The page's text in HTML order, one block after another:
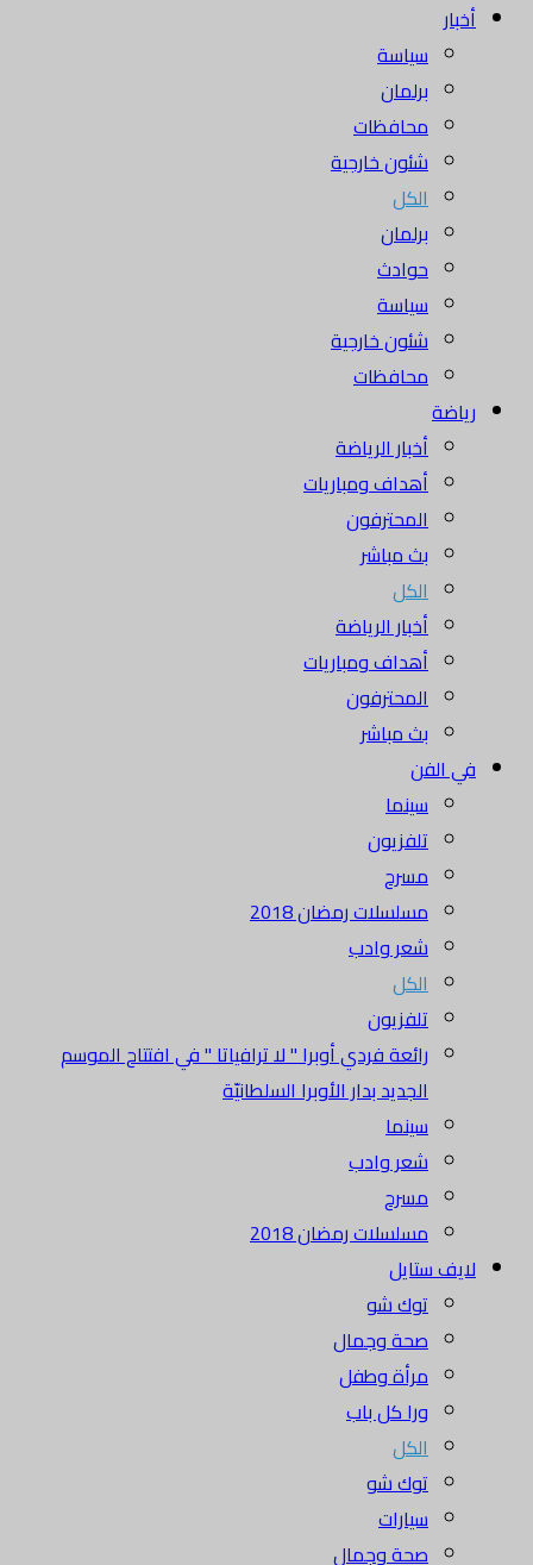
أخبار
سياسة
برلمان
محافظات
شئون خارجية
الكل
برلمان
حوادث
سياسة
شئون خارجية
محافظات
رياضة
أخبار الرياضة
أهداف ومباريات
المحترفون
بث مباشر
الكل
أخبار الرياضة
أهداف ومباريات
المحترفون
بث مباشر
في الفن
سينما
تلفزيون
مسرح
مسلسلات رمضان 2018
شعر وادب
الكل
تلفزيون
رائعة فردي أوبرا " لا ترافياتا " في افتتاح الموسم
الجديد بدار الأوبرا السلطانيّة
سينما
شعر وادب
مسرح
مسلسلات رمضان 2018
لايف ستايل
توك شو
صحة وجمال
مرأة وطفل
ورا كل باب
الكل
توك شو
سيارات
صحة وجمال